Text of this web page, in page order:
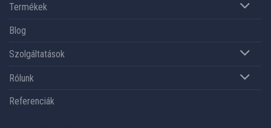
Termékek
Blog
Szolgáltatások
Rólunk
Referenciák